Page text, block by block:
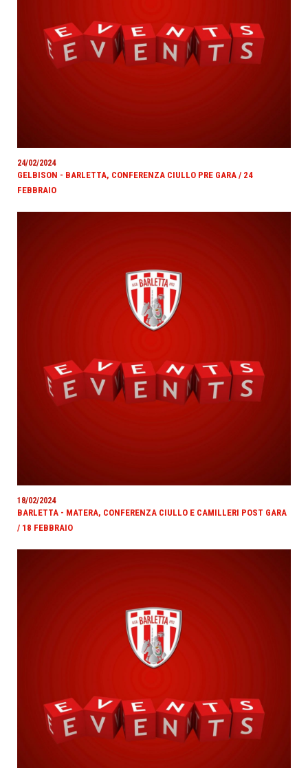
24/02/2024
GELBISON - BARLETTA, CONFERENZA CIULLO PRE GARA / 24
FEBBRAIO
18/02/2024
BARLETTA - MATERA, CONFERENZA CIULLO E CAMILLERI POST GARA
/ 18 FEBBRAIO